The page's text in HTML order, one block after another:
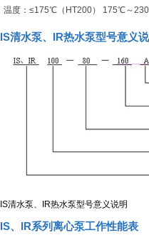
温度：≤175℃（HT200） 175℃～
IS清水泵、IR热水泵型号意义
IS清水泵、IR热水泵型号意义说明
IS、IR系列离心泵工作性能表